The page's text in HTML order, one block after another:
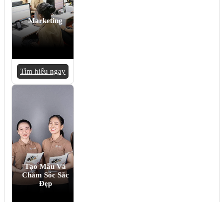
Marketing
Tìm hiểu ngay
Tạo Mẫu Và
Chăm Sóc Sắc
Đẹp